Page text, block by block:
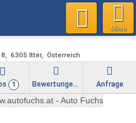
Menu
6305 Itter Österreich
1 Bewertungen Anfrage